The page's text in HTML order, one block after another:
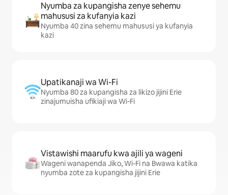
Nyumba za kupangisha zenye sehemu
mahususi za kufanyia kazi
Nyumba 40 zina sehemu mahususi ya kufanyia
kazi
Upatikanaji wa Wi-Fi
Nyumba 80 za kupangisha za likizo jijini Erie
zinajumuisha ufikiaji wa Wi-Fi
Vistawishi maarufu kwa ajili ya wageni
Wageni wanapenda Jiko, Wi-Fi na Bwawa katika
nyumba zote za kupangisha jijini Erie